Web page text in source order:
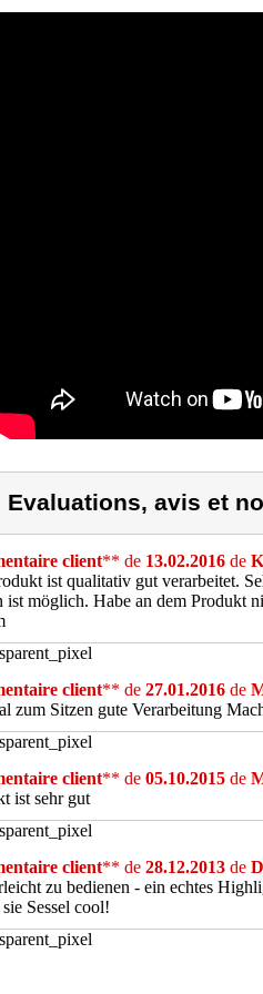
Evaluations, avis et
client** de 13.02.2016 de
ist qualitativ gut verarbeitet.
ist möglich. Habe an dem Produkt
client** de 27.01.2016 de
zum Sitzen gute Verarbeitung
client** de 05.10.2015 de
ist sehr gut
client** de 28.12.2013 de
zu bedienen - ein echtes
Sessel cool!